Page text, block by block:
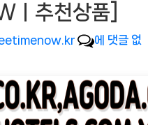
추천상품]
[커
타
임
나
에 댓글 없